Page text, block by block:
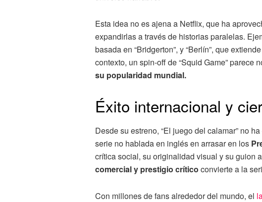
Esta idea no es ajena a Netflix, que ha
expandirlas a través de historias paralelas.
basada en “Bridgerton”, y “Berlín”, que
contexto, un spin-off de “Squid Game” parece
su popularidad mundial.
Éxito internacional y
Desde su estreno, “El juego del calamar” no
serie no hablada en inglés en arrasar en los
crítica social, su originalidad visual y su guion
comercial y prestigio crítico convierte a la
Con millones de fans alrededor del mundo, el